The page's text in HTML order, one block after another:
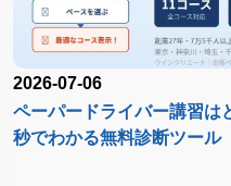
ペーパードライバー講習は
秒でわかる無料診断ツール
2026-07-06